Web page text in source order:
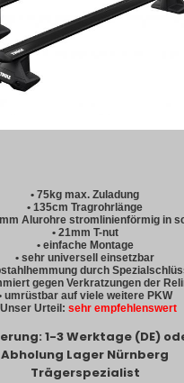
• 75kg max. Zuladung
• 135cm Tragrohrlänge
mm Alurohre stromlinienförmig in
• 21mm T-nut
• einfache Montage
• sehr universell einsetzbar
durch
gegen Verkratzungen der
umrüstbar auf viele weitere PKW
Unser Urteil: sehr empfehlenswert
1-3 Werktage (DE)
Abholung Lager Nürnberg
Trägerspezialist